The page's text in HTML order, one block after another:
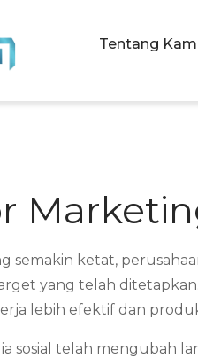
Tentang
semakin ketat,
yang telah
lebih efektif dan
sosial telah mengubah